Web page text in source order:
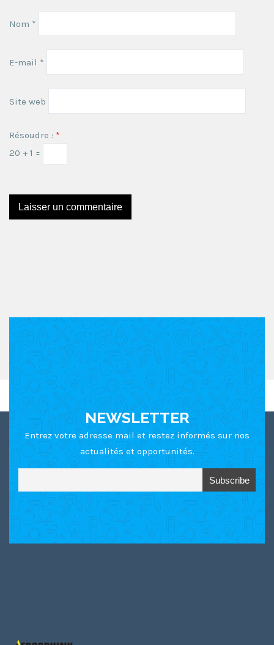
Nom *
E-mail *
Site web
Résoudre : *
20 + 1 =
NEWSLETTER
Entrez votre adresse mail et restez informés sur nos
actualités et opportunités.